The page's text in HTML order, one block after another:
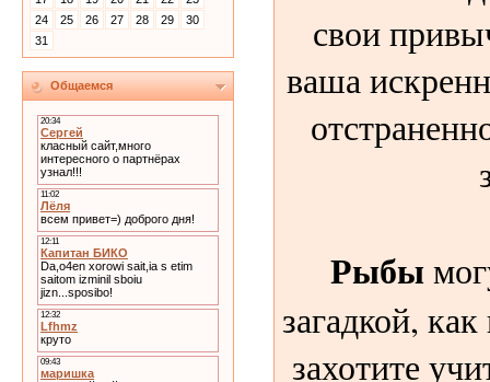
24
25 26 27 28 29
30
31
Общаемся
свои
ваша
Рыбы
загадкой,
захотите